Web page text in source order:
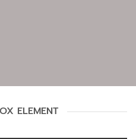
ELEMENT